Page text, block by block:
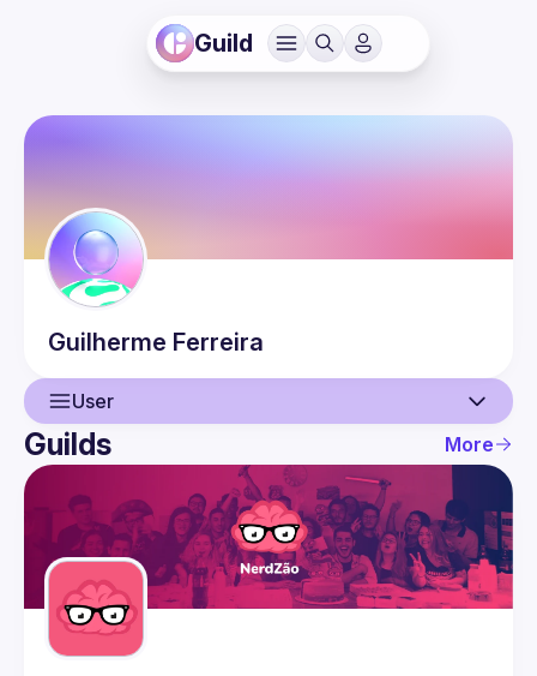
Guild
Guilherme Ferreira
User
User
Events
Guilds
Guilds More